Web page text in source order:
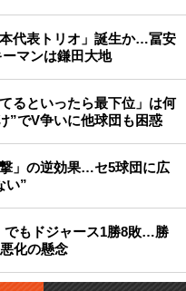
代表トリオ」誕生か…冨安
マンは鎌田大地
るといったら最下位」は何
”でV争いに他球団も困惑
」の逆効果…セ5球団に広
い”
でもドジャース1勝8敗…勝
化の懸念